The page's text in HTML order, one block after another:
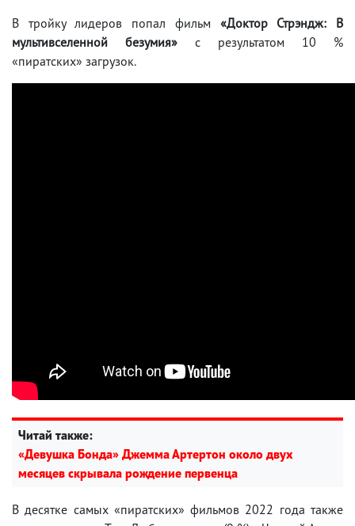
В тройку лидеров попал фильм «Доктор Стрэндж: В
мультивселенной безумия» с результатом 10 %
«пиратских» загрузок.
Читай также:
«Девушка Бонда» Джемма Артертон около двух
месяцев скрывала рождение первенца
В десятке самых «пиратских» фильмов 2022 года также